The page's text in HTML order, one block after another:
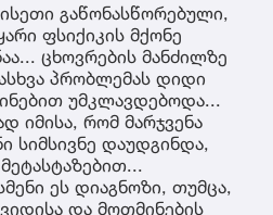
გაწონასწორებული,
ფსიქიკის მქონე
ცხოვრების მანძილზე
პრობლემას დიდი
უმკლავდებოდა...
იმისა, რომ მარჯვენა
სიმსივნე დაუდგინდა,
ეს დიაგნოზი, თუმცა,
და მოთმინების